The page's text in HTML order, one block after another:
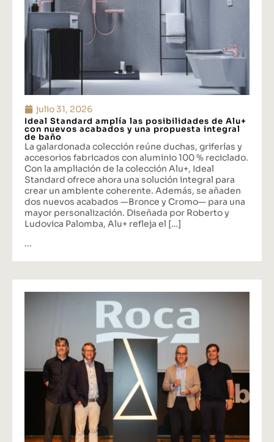
julio 31, 2026
Ideal Standard amplía las posibilidades de Alu+
con nuevos acabados y una propuesta integral
de baño
La galardonada colección reúne duchas, griferías y
accesorios fabricados con aluminio 100 % reciclado.
Con la ampliación de la colección Alu+, Ideal
Standard ofrece ahora una solución integral para
crear un ambiente coherente. Además, se añaden
dos nuevos acabados —Bronce y Cromo— para una
mayor personalización. Diseñada por Roberto y
Ludovica Palomba, Alu+ refleja el […]